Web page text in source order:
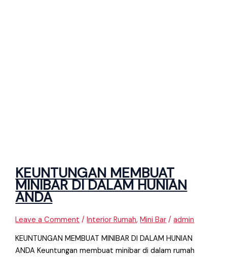
KEUNTUNGAN MEMBUAT
MINIBAR DI DALAM HUNIAN
ANDA
Leave a Comment /Interior Rumah,Mini Bar /admin
KEUNTUNGAN MEMBUAT MINIBAR DI DALAM HUNIAN
ANDA Keuntungan membuat minibar di dalam rumah